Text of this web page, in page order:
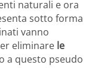
naturali e ora
sotto forma
vanno
eliminare le
a questo pseudo